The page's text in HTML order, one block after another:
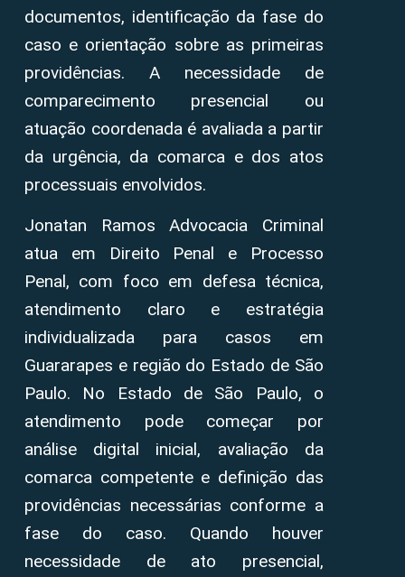
documentos, identificação da fase do
caso e orientação sobre as primeiras
providências. A necessidade de
comparecimento presencial ou
atuação coordenada é avaliada a partir
da urgência, da comarca e dos atos
processuais envolvidos.
Jonatan Ramos Advocacia Criminal
atua em Direito Penal e Processo
Penal, com foco em defesa técnica,
atendimento claro e estratégia
individualizada para casos em
Guararapes e região do Estado de São
Paulo. No Estado de São Paulo, o
atendimento pode começar por
análise digital inicial, avaliação da
comarca competente e definição das
providências necessárias conforme a
fase do caso. Quando houver
necessidade de ato presencial,